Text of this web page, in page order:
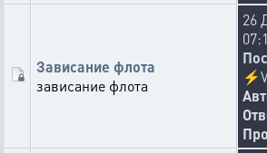
Зависание флота
зависание флота
26
⚡